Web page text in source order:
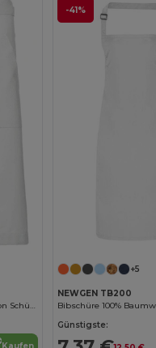
Kariban's Praktische Polycotton Schürze für Herren
Kaufen
-41%
+5
NEWGEN TB200
Bibschüre 100%
Günstigste: